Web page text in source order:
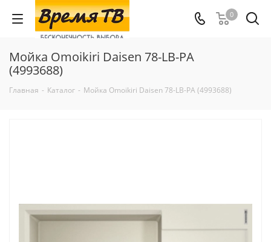
0
Мойка Omoikiri Daisen 78-LB-РA
(4993688)
Главная - Каталог - Мойка Omoikiri Daisen 78-LB-РA (4993688)